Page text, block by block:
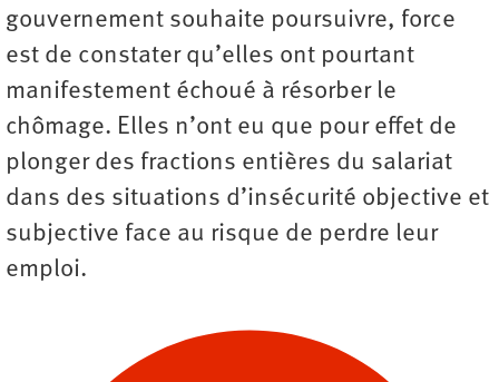
gouvernement souhaite poursuivre, force
est de constater qu’elles ont pourtant
manifestement échoué à résorber le
chômage. Elles n’ont eu que pour effet de
plonger des fractions entières du salariat
dans des situations d’insécurité objective et
subjective face au risque de perdre leur
emploi.